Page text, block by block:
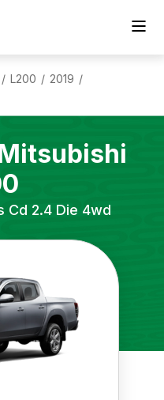
/ L200 / 2019 /
Cd 2.4 Die 4wd